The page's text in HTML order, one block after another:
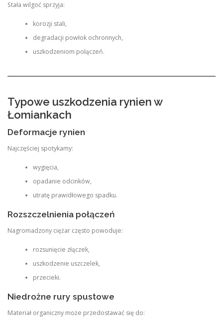
Stała wilgoć sprzyja:
korozji stali,
degradacji powłok ochronnych,
uszkodzeniom połączeń.
Typowe uszkodzenia rynien w
Łomiankach
Deformacje rynien
Najczęściej spotykamy:
wygięcia,
opadanie odcinków,
utratę prawidłowego spadku.
Rozszczelnienia połączeń
Nagromadzony ciężar często powoduje:
rozsunięcie złączek,
uszkodzenie uszczelek,
przecieki.
Niedrożne rury spustowe
Materiał organiczny może przedostawać się do: